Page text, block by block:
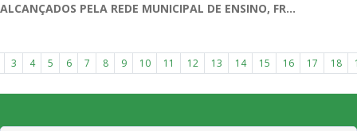
ALCANÇADOS PELA REDE MUNICIPAL DE ENSINO, FR...
3 4 5 6 7 8 9 10 11 12 13 14 15 16 17 18